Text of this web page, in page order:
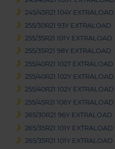
245/45R21 104Y EXTRALOAD
255/30R21 93Y EXTRALOAD
255/35R21 101Y EXTRALOAD
255/35R21 98Y EXTRALOAD
255/40R21 102T EXTRALOAD
255/40R21 102Y EXTRALOAD
255/40R21 102Y EXTRALOAD
255/45R21 106Y EXTRALOAD
265/30R21 96Y EXTRALOAD
265/35R21 101Y EXTRALOAD
265/35R21 101Y EXTRALOAD